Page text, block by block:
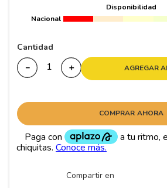
Disponibilidad
Nacional
Cantidad
＋
－ AGREGAR
COMPRAR AHORA
Compartir en